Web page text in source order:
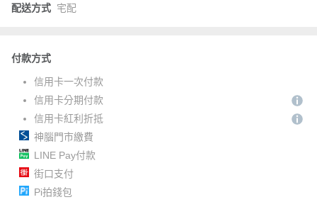
配送方式 宅配
付款方式
信用卡一次付款
信用卡分期付款
信用卡紅利折抵
神腦門市繳費
LINE Pay付款
街口支付
Pi拍錢包